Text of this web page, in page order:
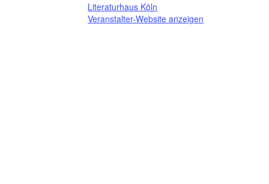
Literaturhaus Köln
Veranstalter-Website anzeigen